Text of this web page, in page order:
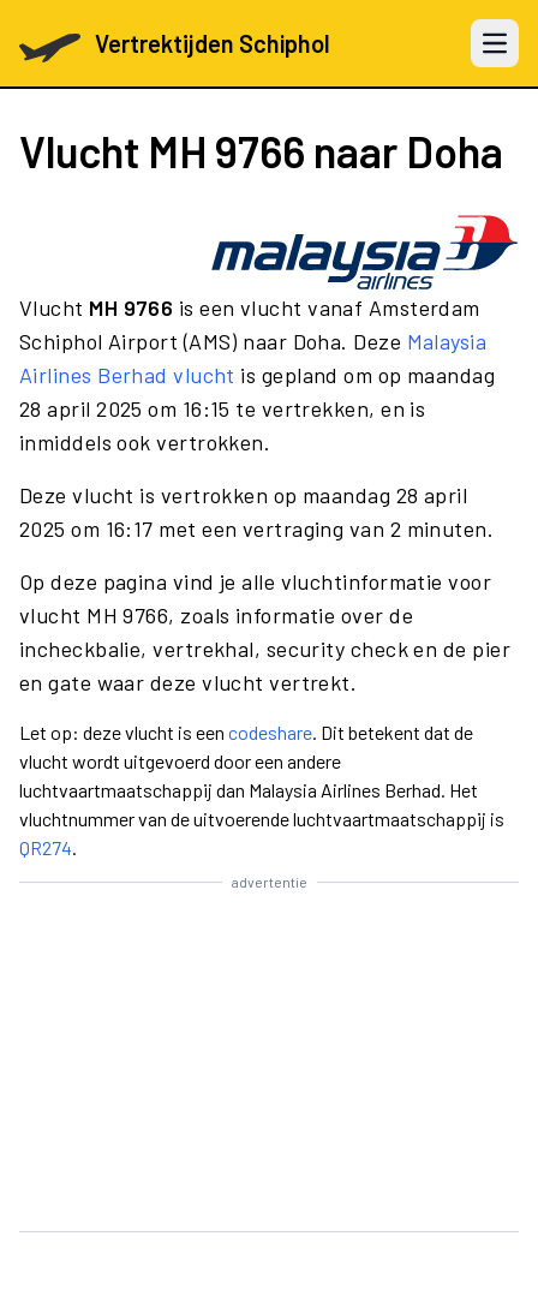
Vertrektijden Schiphol Open
Vlucht MH 9766 naar Doha
Vlucht MH 9766 is een vlucht vanaf Amsterdam
Schiphol Airport (AMS) naar Doha. Deze Malaysia
Airlines Berhad vlucht is gepland om op maandag
28 april 2025 om 16:15 te vertrekken, en is
inmiddels ook vertrokken.
Deze vlucht is vertrokken op maandag 28 april
2025 om 16:17 met een vertraging van 2 minuten.
Op deze pagina vind je alle vluchtinformatie voor
vlucht MH 9766, zoals informatie over de
incheckbalie, vertrekhal, security check en de pier
en gate waar deze vlucht vertrekt.
Let op: deze vlucht is een codeshare. Dit betekent dat de
vlucht wordt uitgevoerd door een andere
luchtvaartmaatschappij dan Malaysia Airlines Berhad. Het
vluchtnummer van de uitvoerende luchtvaartmaatschappij is
QR274.
advertentie